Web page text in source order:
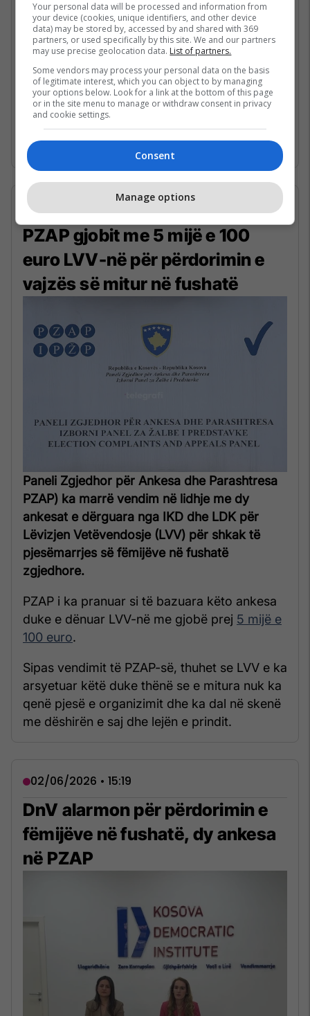
Në reagimin e tij, KOMF thekson se
pavarësisht thirrjeve të vazhdueshme për
politike, subjektet politike po vazhdojnë t’i
përfshijnë ata në fushata, duke cenuar të
drejtat dhe mirëqenien e tyre.
Lajmi i plotë
03/06/2026 • 15:51
PZAP gjobit me 5 mijë e 100
euro LVV-në për përdorimin e
vajzës së mitur në fushatë
Paneli Zgjedhor për Ankesa dhe Parashtresa
PZAP) ka marrë vendim në lidhje me dy
ankesat e dërguara nga IKD dhe LDK për
Lëvizjen Vetëvendosje (LVV) për shkak të
pjesëmarrjes së fëmijëve në fushatë
zgjedhore.
PZAP i ka pranuar si të bazuara këto ankesa
duke e dënuar LVV-në me gjobë prej 5 mijë e
100 euro.
Sipas vendimit të PZAP-së, thuhet se LVV e ka
arsyetuar këtë duke thënë se e mitura nuk ka
qenë pjesë e organizimit dhe ka dal në skenë
me dëshirën e saj dhe lejën e prindit.
02/06/2026 • 15:19
DnV alarmon për përdorimin e
fëmijëve në fushatë, dy ankesa
në PZAP
Your personal data will be processed and information from
your device (cookies, unique identifiers, and other device
data) may be stored by, accessed by and shared with 369
partners, or used specifically by this site. We and our partners
may use precise geolocation data. List of partners.
Some vendors may process your personal data on the basis
of legitimate interest, which you can object to by managing
your options below. Look for a link at the bottom of this page
or in the site menu to manage or withdraw consent in privacy
and cookie settings.
Consent
Manage options